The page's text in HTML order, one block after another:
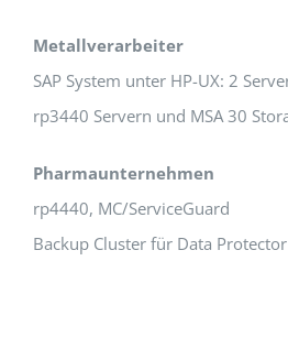
Metallverarbeiter
SAP System unter HP-UX: 2
rp3440 Servern und MSA 30
Pharmaunternehmen
rp4440, MC/ServiceGuard
Backup Cluster für Data